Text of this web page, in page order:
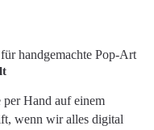
Hand auf einem
wenn wir alles digital